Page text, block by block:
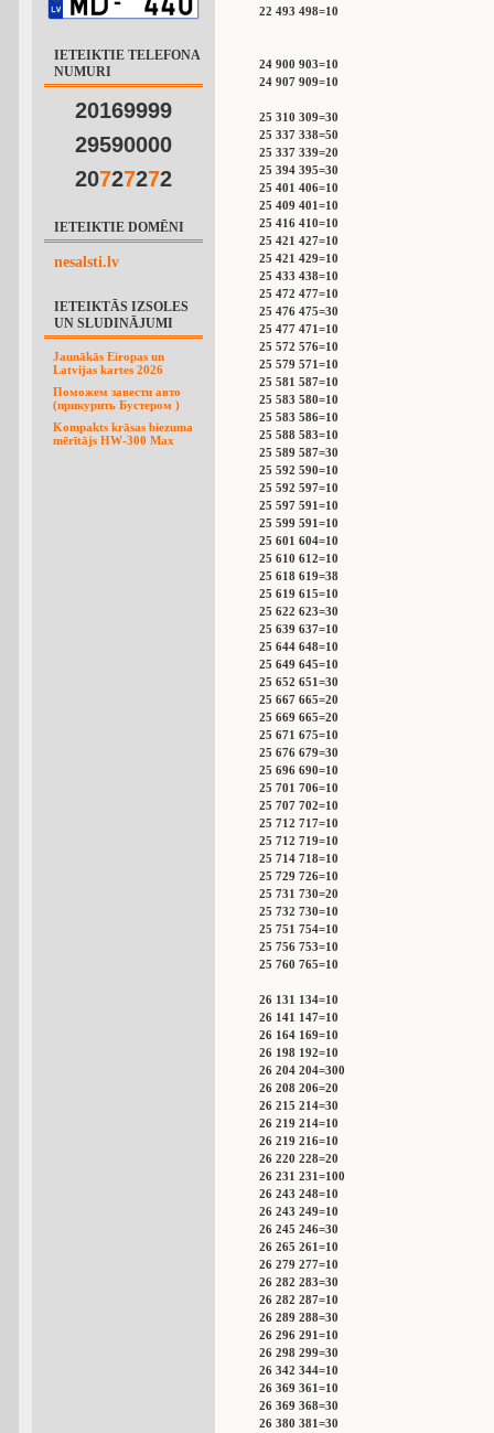
IETEIKTIE TELEFONA
NUMURI
20169999
29590000
20727272
IETEIKTIE DOMĒNI
nesalsti.lv
IETEIKTĀS IZSOLES
UN SLUDINĀJUMI
Jaunākās Eiropas un
Latvijas kartes 2026
Поможем завести авто
(прикурить Бустером )
Kompakts krāsas biezuma
mērītājs HW-300 Max
22 493 498=10
24 900 903=10
24 907 909=10
25 310 309=30
25 337 338=50
25 337 339=20
25 394 395=30
25 401 406=10
25 409 401=10
25 416 410=10
25 421 427=10
25 421 429=10
25 433 438=10
25 472 477=10
25 476 475=30
25 477 471=10
25 572 576=10
25 579 571=10
25 581 587=10
25 583 580=10
25 583 586=10
25 588 583=10
25 589 587=30
25 592 590=10
25 592 597=10
25 597 591=10
25 599 591=10
25 601 604=10
25 610 612=10
25 618 619=38
25 619 615=10
25 622 623=30
25 639 637=10
25 644 648=10
25 649 645=10
25 652 651=30
25 667 665=20
25 669 665=20
25 671 675=10
25 676 679=30
25 696 690=10
25 701 706=10
25 707 702=10
25 712 717=10
25 712 719=10
25 714 718=10
25 729 726=10
25 731 730=20
25 732 730=10
25 751 754=10
25 756 753=10
25 760 765=10
26 131 134=10
26 141 147=10
26 164 169=10
26 198 192=10
26 204 204=300
26 208 206=20
26 215 214=30
26 219 214=10
26 219 216=10
26 220 228=20
26 231 231=100
26 243 248=10
26 243 249=10
26 245 246=30
26 265 261=10
26 279 277=10
26 282 283=30
26 282 287=10
26 289 288=30
26 296 291=10
26 298 299=30
26 342 344=10
26 369 361=10
26 369 368=30
26 380 381=30